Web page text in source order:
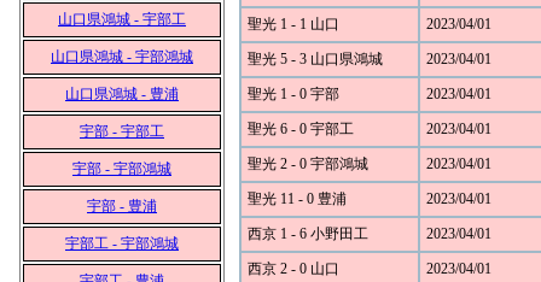
山口県鴻城 - 宇部工
山口県鴻城 - 宇部鴻城
山口県鴻城 - 豊浦
宇部 - 宇部工
宇部 - 宇部鴻城
宇部 - 豊浦
宇部工 - 宇部鴻城
聖光 1 - 1 山口 2023/04/01
聖光 5 - 3 山口県鴻城 2023/04/01
聖光 1 - 0 宇部 2023/04/01
聖光 6 - 0 宇部工 2023/04/01
聖光 2 - 0 宇部鴻城 2023/04/01
聖光 11 - 0 豊浦 2023/04/01
西京 1 - 6 小野田工 2023/04/01
西京 2 - 0 山口 2023/04/01